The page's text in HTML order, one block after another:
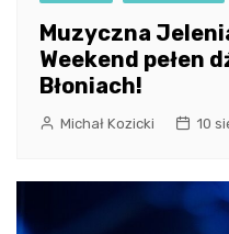
Muzyczna
Weekend pełen
Błoniach!
Michał Kozicki 10